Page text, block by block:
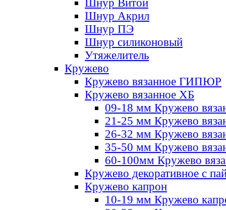
Шнур Витой
Шнур Акрил
Шнур ПЭ
Шнур силиконовый
Утяжелитель
Кружево
Кружево вязанное ГИПЮР
Кружево вязанное ХБ
09-18 мм Кружево
21-25 мм Кружево
26-32 мм Кружево
35-50 мм Кружево
60-100мм Кружево
Кружево декоративное с
Кружево капрон
10-19 мм Кружево